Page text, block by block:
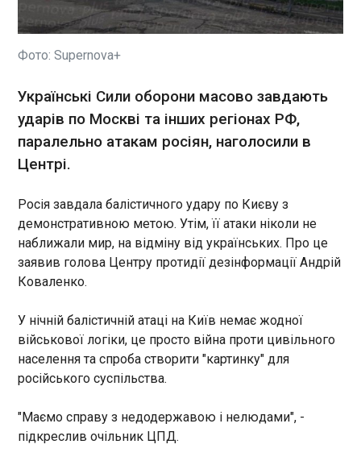
ворожих ударів по столиці та назвав кількість
потерпілих. За його словами, взагалом в столиці
вже сім постраждалих; двох з них
про трьох потерпілих.
ЧИТАТЬ
Удар по Києву: росте кількість потерпілих
04:39:44
перелічив на своєму Telegram-каналі наслідки
ворожих ударів по столиці та назвав кількість
потерпілих. За його словами, взагалом в столиці
вже сім постраждалих; двох з них
госпіталізували. Раніше чиновник повідомляв
про трьох потерпілих.
ЧИТАТЬ
Росія запустила крилаті ракети та Калібри з
моря
04:03:01
ракет Калібр з акваторії Чорного моря та бортів
стратегічної авіації в ніч на 6 липня. Про це
повідомляють Повітряні сили ЗСУ. "Увага! Група
Фото: Supernova+
Українські Сили оборони масово завдають
ударів по Москві та інших регіонах РФ,
паралельно атакам росіян, наголосили в
Центрі.
Росія завдала балістичного удару по Києву з
демонстративною метою. Утім, її атаки ніколи не
наближали мир, на відміну від українських. Про це
заявив голова Центру протидії дезінформації Андрій
Коваленко.
У нічній балістичній атаці на Київ немає жодної
військової логіки, це просто війна проти цивільного
населення та спроба створити "картинку" для
російського суспільства.
"Маємо справу з недодержавою і нелюдами", -
підкреслив очільник ЦПД.